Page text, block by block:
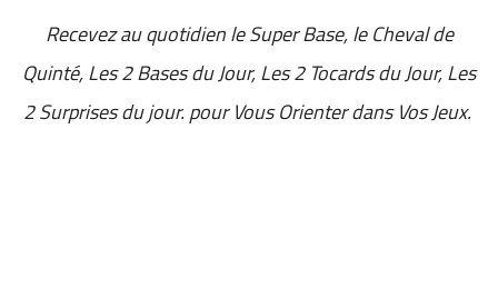
Recevez au quotidienle Super Base, le Cheval de
Quinté, Les 2 Bases du Jour, Les 2 Tocards du Jour, Les
2 Surprises du jour. pour Vous Orienter dans Vos Jeux.